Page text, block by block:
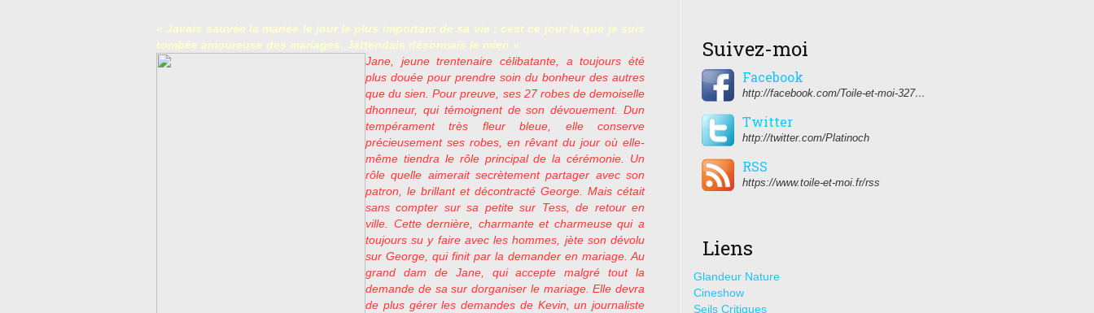
« Javais sauvée la mariée le jour le plus important de sa vie : cest ce jour là que je suis
tombée amoureuse des mariages. Jattendais désormais le mien »
Jane, jeune trentenaire célibatante, a toujours été
plus douée pour prendre soin du bonheur des autres
que du sien. Pour preuve, ses 27 robes de demoiselle
dhonneur, qui témoignent de son dévouement. Dun
tempérament très fleur bleue, elle conserve
précieusement ses robes, en rêvant du jour où elle-
même tiendra le rôle principal de la cérémonie. Un
rôle quelle aimerait secrètement partager avec son
patron, le brillant et décontracté George. Mais cétait
sans compter sur sa petite sur Tess, de retour en
ville. Cette dernière, charmante et charmeuse qui a
toujours su y faire avec les hommes, jète son dévolu
sur George, qui finit par la demander en mariage. Au
grand dam de Jane, qui accepte malgré tout la
demande de sa sur dorganiser le mariage. Elle devra
de plus gérer les demandes de Kevin, un journaliste
Suivez-moi
Facebook
http://facebook.com/Toile-et-moi-327459350627274/
Twitter
http://twitter.com/Platinoch
RSS
https://www.toile-et-moi.fr/rss
Liens
Glandeur Nature
Cineshow
Seils Critiques